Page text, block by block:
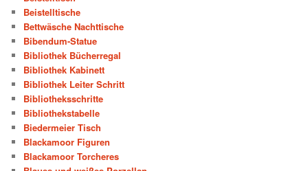
Beistelltische
Bettwäsche Nachttische
Bibendum-Statue
Bibliothek Bücherregal
Bibliothek Kabinett
Bibliothek Leiter Schritt
Bibliotheksschritte
Bibliothekstabelle
Biedermeier Tisch
Blackamoor Figuren
Blackamoor Torcheres